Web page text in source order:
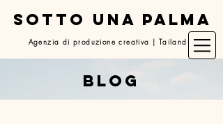
SOTTO UNA PALMA
Agenzia di produzione creativa | Tailandia
blog